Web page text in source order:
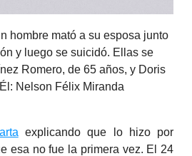
hombre mató a su esposa junto
y luego se suicidó. Ellas se
Romero, de 65 años, y Doris
Nelson Félix Miranda
explicando que lo hizo por
esa no fue la primera vez. El 24